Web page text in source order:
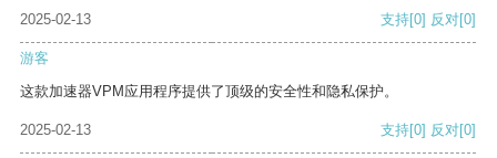
2025-02-13 支持[0] 反对[0]
游客
这款加速器VPM应用程序提供了顶级的安全性和隐私保护。
2025-02-13 支持[0] 反对[0]